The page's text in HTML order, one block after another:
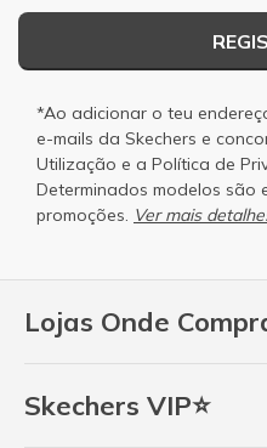
Lojas Onde
Skechers VIP⭐
*Ao adicionar o teu
e-mails da Skechers e
Utilização e a Política de
Determinados modelos são
promoções. Ver mais